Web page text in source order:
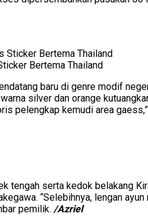
Bertema Thailand
baru di genre modif
silver dan orange
pelengkap kemudi area
tengah serta kedok belakang
“Selebihnya, lengan
pemilik. /Azriel